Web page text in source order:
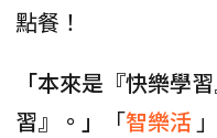
點餐！
「本來是『快樂學
習』。」
「智樂活